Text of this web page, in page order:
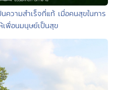
วามสำเร็จที่แท้ เมื่อคนสุขในการ
เพื่อนมนุษย์เป็นสุข